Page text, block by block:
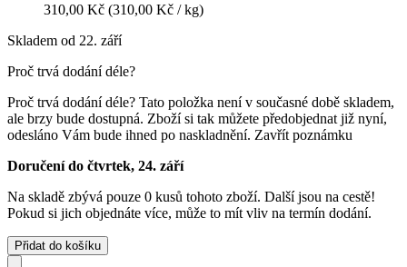
310,00 Kč (310,00 Kč / kg)
Skladem od 22. září
Proč trvá dodání déle?
Proč trvá dodání déle? Tato položka není v současné době skladem,
ale brzy bude dostupná. Zboží si tak můžete předobjednat již nyní,
odesláno Vám bude ihned po naskladnění. Zavřít poznámku
Doručení do čtvrtek, 24. září
Na skladě zbývá pouze 0 kusů tohoto zboží. Další jsou na cestě!
Pokud si jich objednáte více, může to mít vliv na termín dodání.
Přidat do košíku